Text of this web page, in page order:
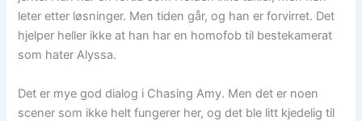
leter etter løsninger. Men tiden går, og han er forvirret. Det
hjelper heller ikke at han har en homofob til bestekamerat
som hater Alyssa.
Det er mye god dialog i Chasing Amy. Men det er noen
scener som ikke helt fungerer her, og det ble litt kjedelig til